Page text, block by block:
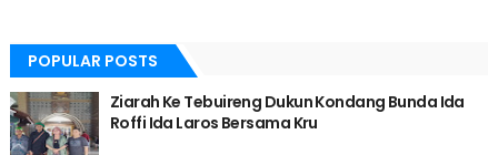
POPULAR POSTS
Ziarah Ke Tebuireng Dukun Kondang Bunda Ida
Roffi Ida Laros Bersama Kru